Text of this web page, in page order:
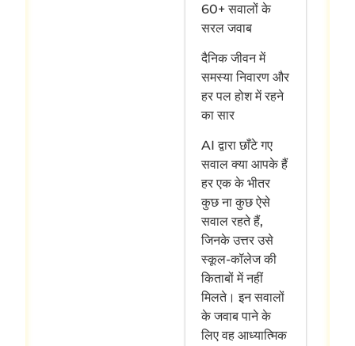
60+ सवालों के
सरल जवाब
दैनिक जीवन में
समस्या निवारण और
हर पल होश में रहने
का सार
AI द्वारा छाँटे गए
सवाल क्या आपके हैं
हर एक के भीतर
कुछ ना कुछ ऐसे
सवाल रहते हैं,
जिनके उत्तर उसे
स्कूल-कॉलेज की
किताबों में नहीं
मिलते। इन सवालों
के जवाब पाने के
लिए वह आध्यात्मिक